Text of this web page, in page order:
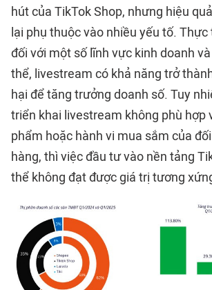
hút của TikTok Shop, nhưng hiệu
lại phụ thuộc vào nhiều yếu tố.
đối với một số lĩnh vực kinh doanh
thể, livestream có khả năng trở
hại để tăng trưởng doanh số. Tuy
triển khai livestream không phù hợp
phẩm hoặc hành vi mua sắm của
hàng, thì việc đầu tư vào nền tảng
thể không đạt được giá trị tương